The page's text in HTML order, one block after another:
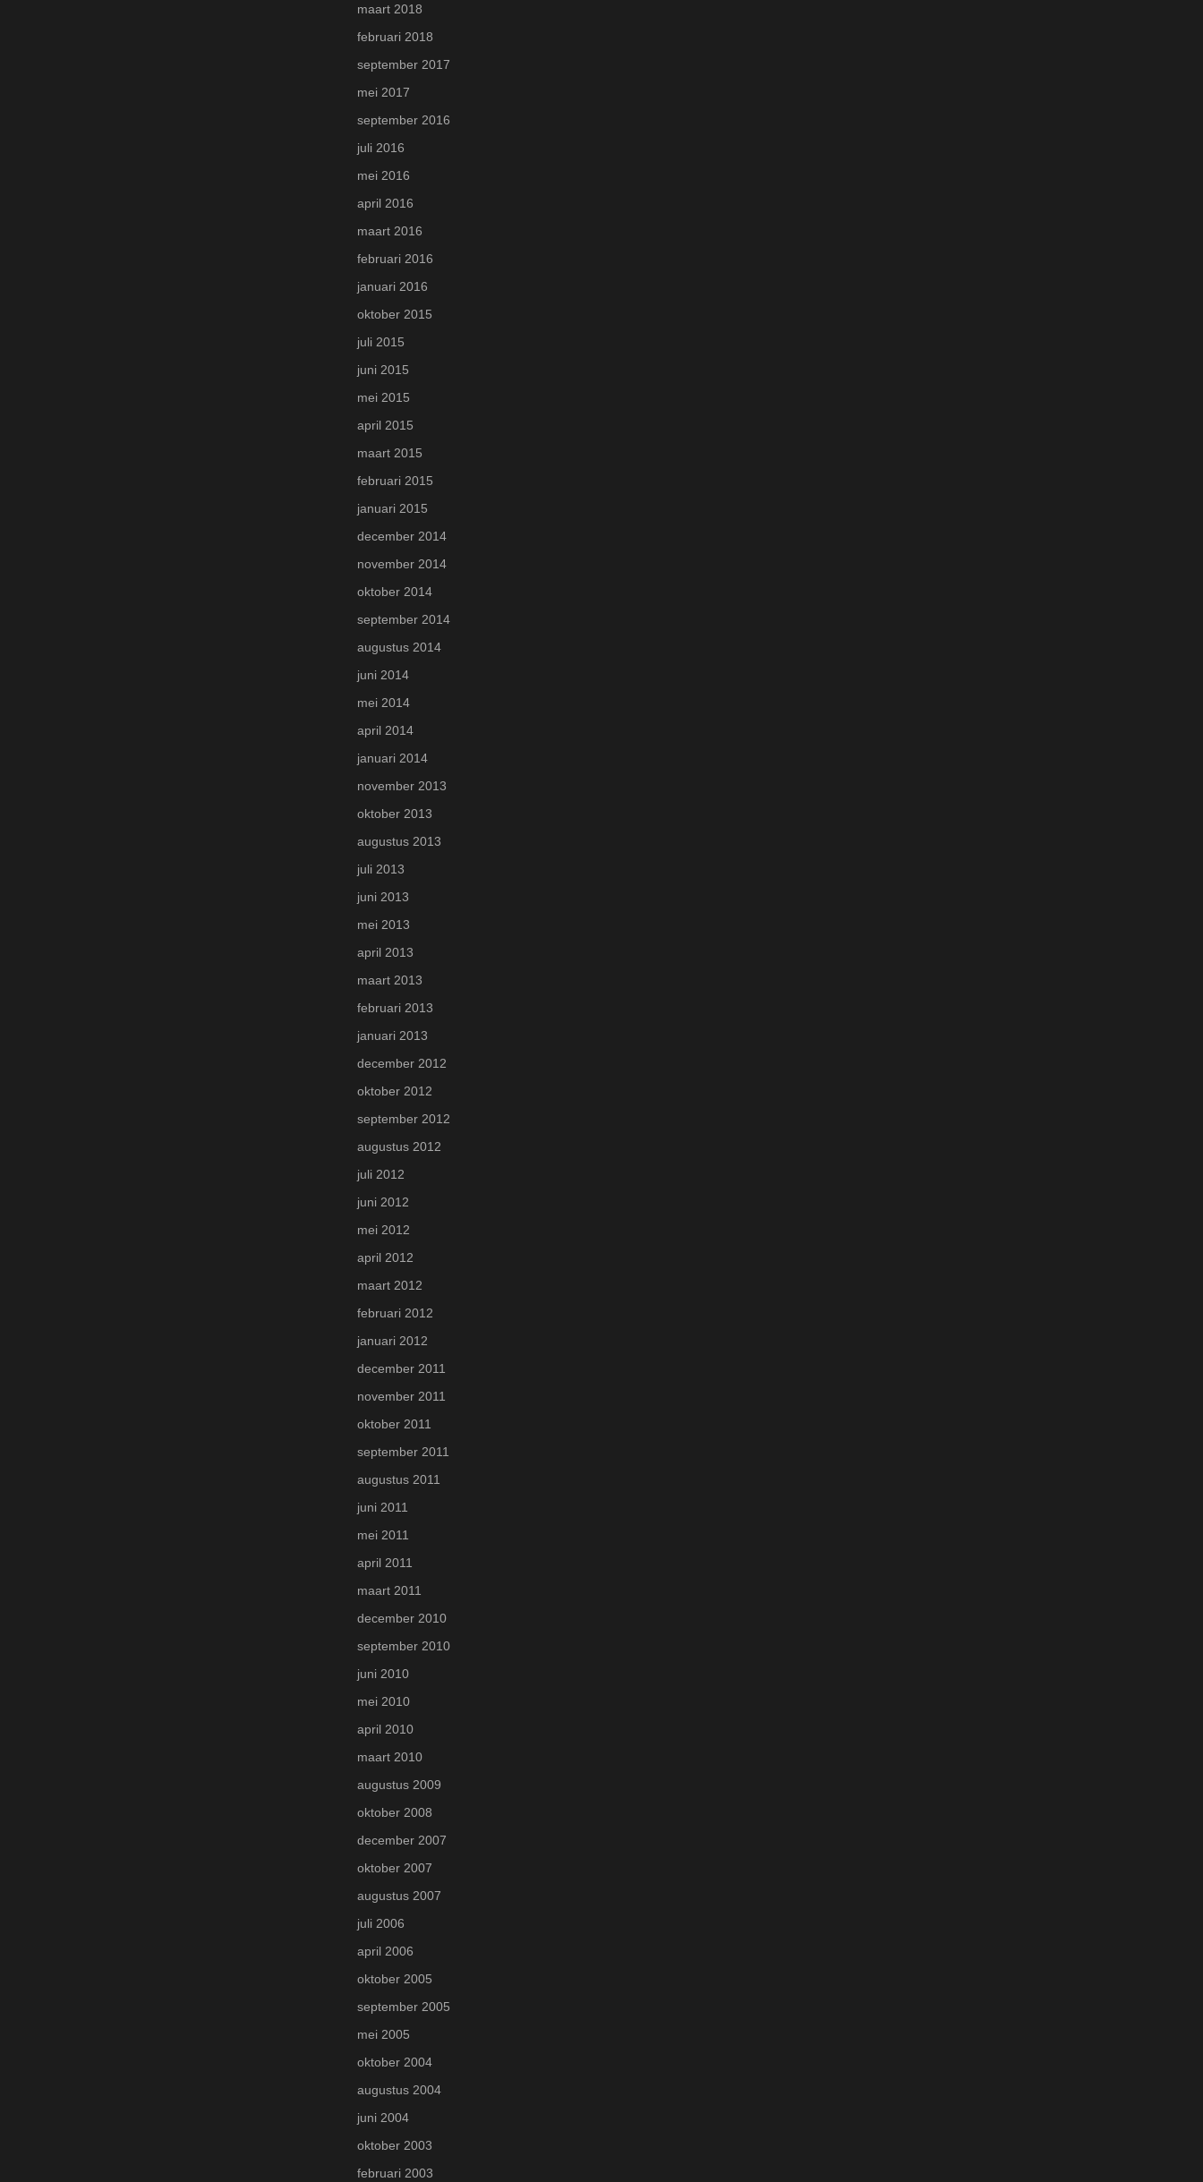
maart 2018
februari 2018
september 2017
mei 2017
september 2016
juli 2016
mei 2016
april 2016
maart 2016
februari 2016
januari 2016
oktober 2015
juli 2015
juni 2015
mei 2015
april 2015
maart 2015
februari 2015
januari 2015
december 2014
november 2014
oktober 2014
september 2014
augustus 2014
juni 2014
mei 2014
april 2014
januari 2014
november 2013
oktober 2013
augustus 2013
juli 2013
juni 2013
mei 2013
april 2013
maart 2013
februari 2013
januari 2013
december 2012
oktober 2012
september 2012
augustus 2012
juli 2012
juni 2012
mei 2012
april 2012
maart 2012
februari 2012
januari 2012
december 2011
november 2011
oktober 2011
september 2011
augustus 2011
juni 2011
mei 2011
april 2011
maart 2011
december 2010
september 2010
juni 2010
mei 2010
april 2010
maart 2010
augustus 2009
oktober 2008
december 2007
oktober 2007
augustus 2007
juli 2006
april 2006
oktober 2005
september 2005
mei 2005
oktober 2004
augustus 2004
juni 2004
oktober 2003
februari 2003